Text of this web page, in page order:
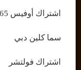
اشتراك أوفيس 365
سما كلين دبي
اشتراك فولتشر